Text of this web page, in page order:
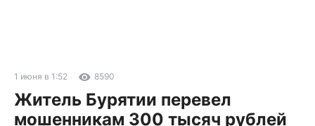
1 июня в 1:52 8590
Житель Бурятии перевел
мошенникам 300 тысяч рублей